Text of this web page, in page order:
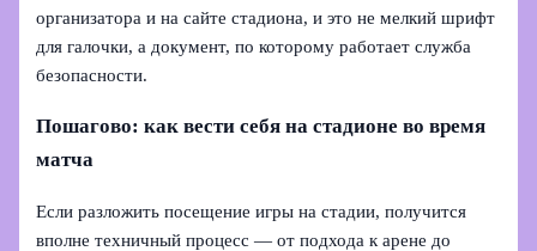
организатора и на сайте стадиона, и это не мелкий шрифт
для галочки, а документ, по которому работает служба
безопасности.
Пошагово: как вести себя на стадионе во время
матча
Если разложить посещение игры на стадии, получится
вполне техничный процесс — от подхода к арене до